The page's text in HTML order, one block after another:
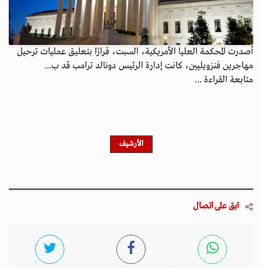
أصدرت المحكمة العليا الأمريكية، السبت، قرارًا بتعليق عمليات ترحيل
مهاجرين فنزويليين، كانت إدارة الرئيس دونالد ترامب قد ب...
متابعة القراءة ...
الأرشيف
ابق على اتصال